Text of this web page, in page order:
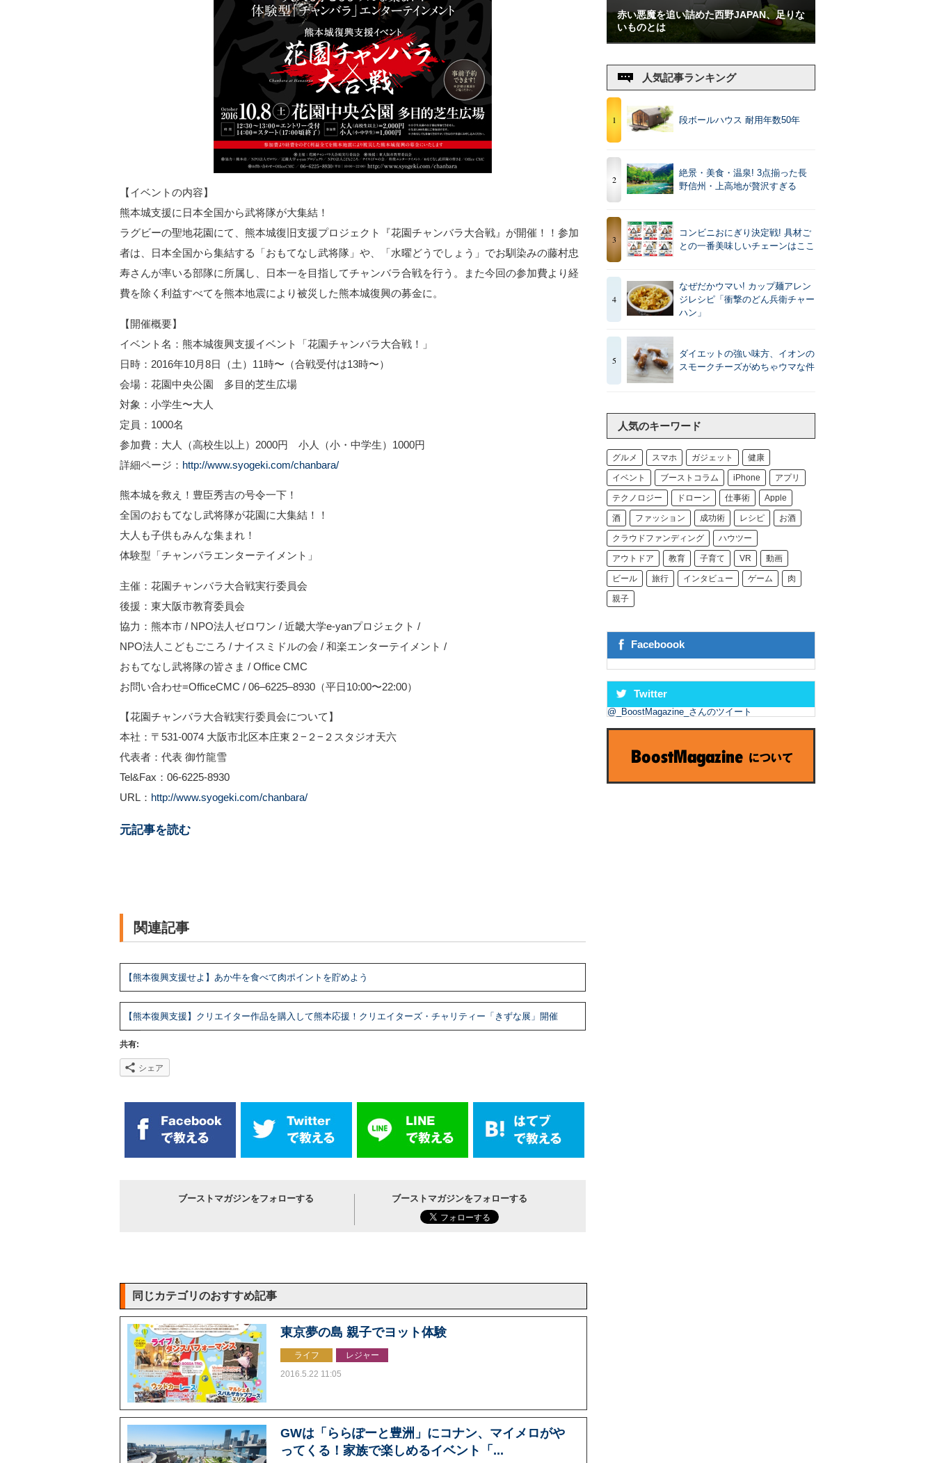
【イベントの内容】
熊本城支援に日本全国から武将隊が大集結！
ラグビーの聖地花園にて、熊本城復旧支援プロジェクト『花園チャンバラ大合戦』が開催！！参加
者は、日本全国から集結する「おもてなし武将隊」や、「水曜どうでしょう」でお馴染みの藤村忠
寿さんが率いる部隊に所属し、日本一を目指してチャンバラ合戦を行う。また今回の参加費より経
費を除く利益すべてを熊本地震により被災した熊本城復興の募金に。
【開催概要】
イベント名：熊本城復興支援イベント「花園チャンバラ大合戦！」
日時：2016年10月8日（土）11時〜（合戦受付は13時〜）
会場：花園中央公園 多目的芝生広場
対象：小学生〜大人
定員：1000名
参加費：大人（高校生以上）2000円 小人（小・中学生）1000円
詳細ページ： http://www.syogeki.com/chanbara/
熊本城を救え！豊臣秀吉の号令一下！
全国のおもてなし武将隊が花園に大集結！！
大人も子供もみんな集まれ！
体験型「チャンバラエンターテイメント」
主催：花園チャンバラ大合戦実行委員会
後援：東大阪市教育委員会
協力：熊本市 / NPO法人ゼロワン / 近畿大学e-yanプロジェクト /
NPO法人こどもごころ / ナイスミドルの会 / 和楽エンターテイメント /
おもてなし武将隊の皆さま / Office CMC
お問い合わせ=OfficeCMC / 06‒6225‒8930（平日10:00〜22:00）
【花園チャンバラ大合戦実行委員会について】
本社：〒531-0074 大阪市北区本庄東２−２−２スタジオ天六
代表者：代表 御竹龍雪
Tel&Fax：06-6225-8930
URL： http://www.syogeki.com/chanbara/
元記事を読む
関連記事
【熊本復興支援せよ】あか牛を食べて肉ポイントを貯めよう
【熊本復興支援】クリエイター作品を購入して熊本応援！クリエイターズ・チャリティー「きずな展」開催
共有:
シェア
ブーストマガジンをフォローする ブーストマガジンをフォローする
同じカテゴリのおすすめ記事
東京夢の島 親子でヨット体験
ライフ
レジャー
2016.5.22 11:05
GWは「ららぽーと豊洲」にコナン、マイメロがや
ってくる！家族で楽しめるイベント「...
赤い悪魔を追い詰めた西野JAPAN、足りな
いものとは
人気記事ランキング
1 段ボールハウス 耐用年数50年
2
絶景・美食・温泉! 3点揃った長
野信州・上高地が贅沢すぎる
3
コンビニおにぎり決定戦! 具材ご
との一番美味しいチェーンはここ
4
なぜだかウマい! カップ麺アレン
ジレシピ「衝撃のどん兵衛チャー
ハン」
5
ダイエットの強い味方、イオンの
スモークチーズがめちゃウマな件
人気のキーワード
グルメ スマホ ガジェット 健康
イベント ブーストコラム iPhone アプリ
テクノロジー ドローン 仕事術 Apple
酒 ファッション 成功術 レシピ お酒
クラウドファンディング ハウツー
アウトドア 教育 子育て VR 動画
ビール 旅行 インタビュー ゲーム 肉
親子
Faceboook
Twitter
@_BoostMagazine_さんのツイート